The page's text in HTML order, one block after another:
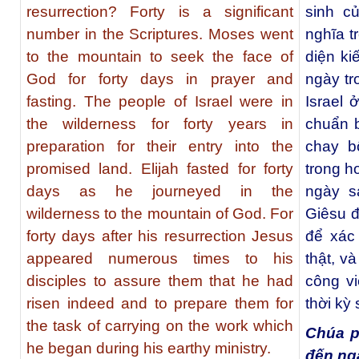
resurrection? Forty is a significant
number in the Scriptures. Moses went
to the mountain to seek the face of
God for forty days in prayer and
fasting. The people of Israel were in
the wilderness for forty years in
preparation for their entry into the
promised land. Elijah fasted for forty
days as he journeyed in the
wilderness to the mountain of God. For
forty days after his resurrection Jesus
appeared numerous times to his
disciples to assure them that he had
risen indeed and to prepare them for
the task of carrying on the work which
he began during his earthy ministry.
sinh
nghĩa
diện
ngày
Israel
chuẩn
chay
trong
ngày
Giêsu
để
thật,
công
thời kỳ
Chúa
đến